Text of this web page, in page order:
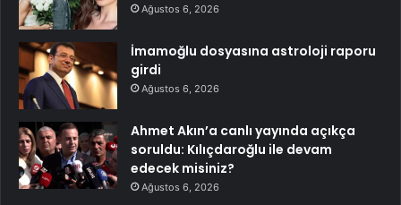
Ağustos 6, 2026
İmamoğlu dosyasına astroloji raporu
girdi
Ağustos 6, 2026
Ahmet Akın’a canlı yayında açıkça
soruldu: Kılıçdaroğlu ile devam
edecek misiniz?
Ağustos 6, 2026